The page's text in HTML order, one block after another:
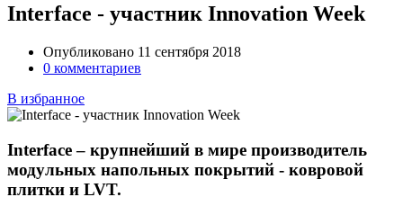
Interface - участник Innovation Week
Опубликовано 11 сентября 2018
0 комментариев
В избранное
Interface – крупнейший в мире производитель
модульных напольных покрытий - ковровой
плитки и LVT.